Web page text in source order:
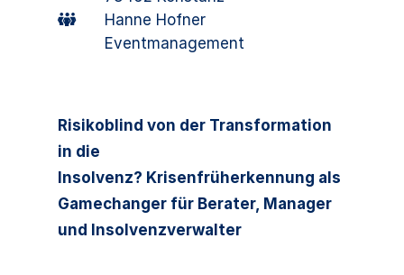
Hanne Hofner
Eventmanagement
Risikoblind von der Transformation
in die
Insolvenz? Krisenfrüherkennung als
Gamechanger für Berater, Manager
und Insolvenzverwalter